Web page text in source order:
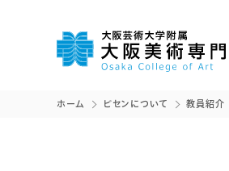
ホーム ビセンについて 教員紹介